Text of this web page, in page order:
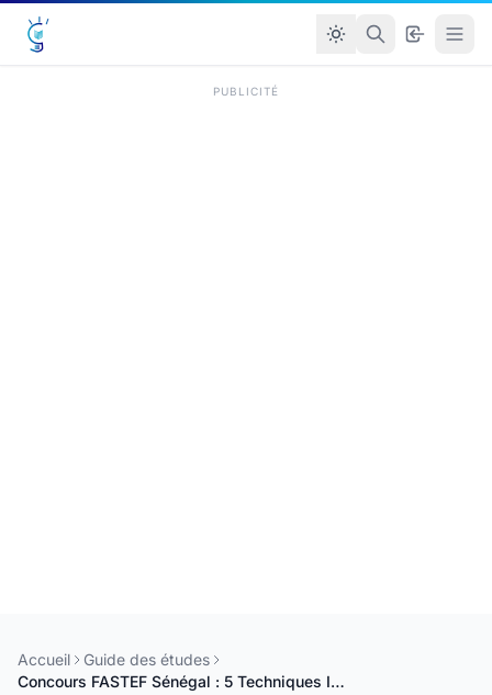
PUBLICITÉ
Accueil
Guide des études
Concours FASTEF Sénégal : 5 Techniques Infaillibles pour Être Admis